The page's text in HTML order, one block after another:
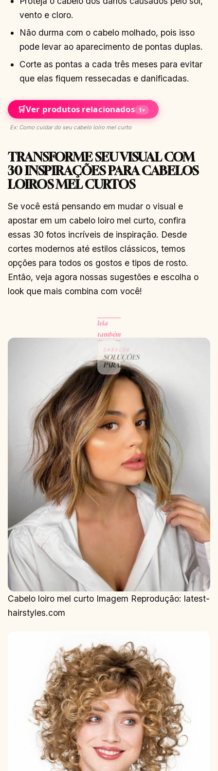
vento e cloro.
Não durma com o cabelo molhado, pois isso
pode levar ao aparecimento de pontas duplas.
Corte as pontas a cada três meses para evitar
que elas fiquem ressecadas e danificadas.
🛒Ver produtos relacionados 1▾
Ex: Como cuidar do seu cabelo loiro mel curto
TRANSFORME SEU VISUAL COM
30 INSPIRAÇÕES PARA CABELOS
LOIROS MEL CURTOS
Se você está pensando em mudar o visual e
apostar em um cabelo loiro mel curto, confira
essas 30 fotos incríveis de inspiração. Desde
cortes modernos até estilos clássicos, temos
opções para todos os gostos e tipos de rosto.
Então, veja agora nossas sugestões e escolha o
look que mais combina com você!
leia
também
CABELOS
SOLUÇÕES
PARA
CABELOS
SECOS
CONTINUAR
LENDO →
Cabelo loiro mel curto Imagem Reprodução: latest-
hairstyles.com